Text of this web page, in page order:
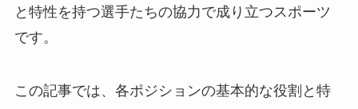
と特性を持つ選手たちの協力で成り立つスポーツ
です。
この記事では、各ポジションの基本的な役割と特